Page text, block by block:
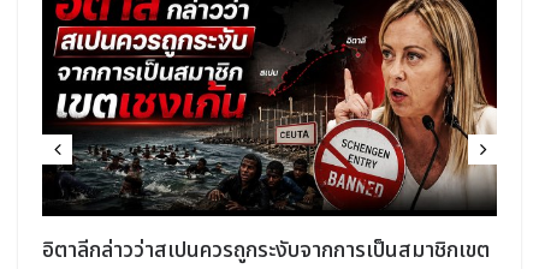
รเป็นสมาชิกเขต
อิสราเอลระบุว่าได้ทำลายอุโมงค์ใต้เมือง